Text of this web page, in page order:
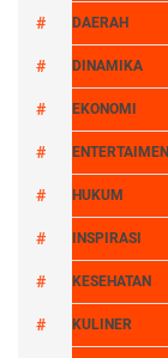
DAERAH
DINAMIKA
EKONOMI
ENTERTAIMEN
HUKUM
INSPIRASI
KESEHATAN
KULINER